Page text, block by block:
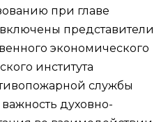
при главе
представители
экономического
института
службы
духовно-